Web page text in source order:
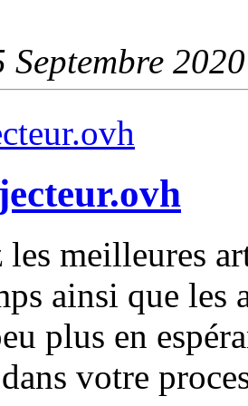
les meilleures
ainsi que
plus en
votre